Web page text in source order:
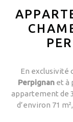
En exclusivité
Perpignanet à
appartement de
d’environ 71